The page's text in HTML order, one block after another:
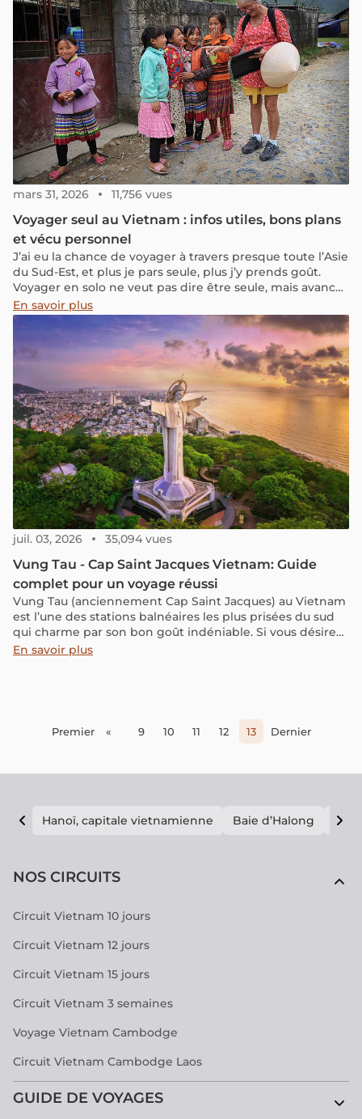
ces deux destinations, en explorant leurs traits uniques
et en vous guidant vers le choix qui correspond le mieux
à vos envies de voyage.
mars 31, 2026 11,756 vues
Voyager seul au Vietnam : infos utiles, bons plans
et vécu personnel
J’ai eu la chance de voyager à travers presque toute l’Asie
du Sud-Est, et plus je pars seule, plus j’y prends goût.
Voyager en solo ne veut pas dire être seule, mais avancer
à son rythme, s’ouvrir plus facilement aux rencontres et
vivre chaque lieu plus intensément. Ces dernières
années, j’ai croisé de plus en plus de femmes qui
voyagent seules, souvent pour la même raison : ne plus
attendre. Elles prennent leur sac et partent. Parmi toutes
les destinations que j’ai visitées, le Vietnam reste l’un des
meilleurs choix pour un voyage en solo. C’est un pays sûr,
accueillant, abordable, et profondément attachant.
En savoir plus
juil. 03, 2026 35,094 vues
Vung Tau - Cap Saint Jacques Vietnam: Guide
complet pour un voyage réussi
Vung Tau (anciennement Cap Saint Jacques) au Vietnam
est l’une des stations balnéaires les plus prisées du sud
qui charme par son bon goût indéniable. Si vous désirez
aller passer quelques jours près de la mer, Vung Tau est
En savoir plus
Premier « 9 10 11 12 13 Dernier
Hanoï, capitale vietnamienne Baie d’Halong E
NOS CIRCUITS
Circuit Vietnam 10 jours
Circuit Vietnam 12 jours
Circuit Vietnam 15 jours
Circuit Vietnam 3 semaines
Voyage Vietnam Cambodge
Circuit Vietnam Cambodge Laos
GUIDE DE VOYAGES